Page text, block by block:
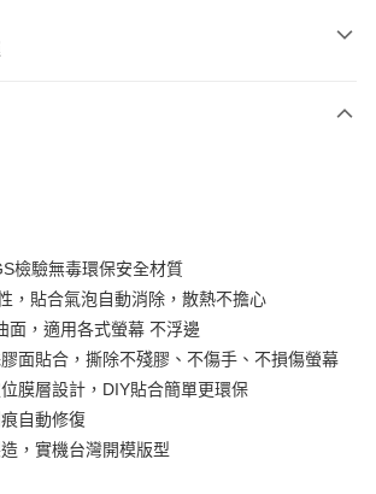
檢驗無毒環保安全材質
，貼合氣泡自動消除，散熱不擔心
面，適用各式螢幕 不浮邊
面貼合，撕除不殘膠、不傷手、不損傷螢幕
膜層設計，DIY貼合簡單更環保
自動修復
，實機台灣開模版型